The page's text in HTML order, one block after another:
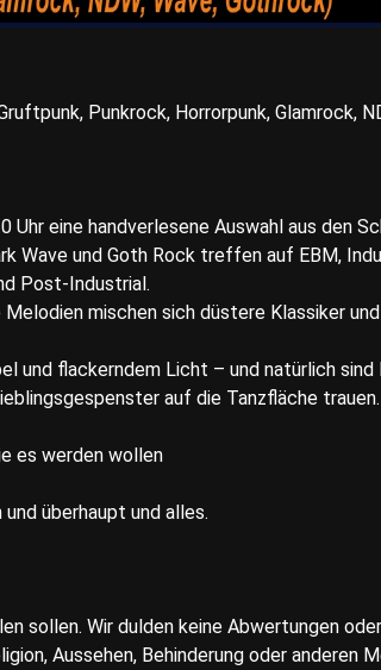
Punkrock, Horrorpunk, Glamrock,
eine handverlesene Auswahl aus den
Wave und Goth Rock treffen auf EBM,
Post-Industrial.
mischen sich düstere Klassiker
und flackerndem Licht – und natürlich sind
auf die Tanzfläche trauen.
es werden wollen
überhaupt und alles.
sollen. Wir dulden keine Abwertungen
Aussehen, Behinderung oder anderen